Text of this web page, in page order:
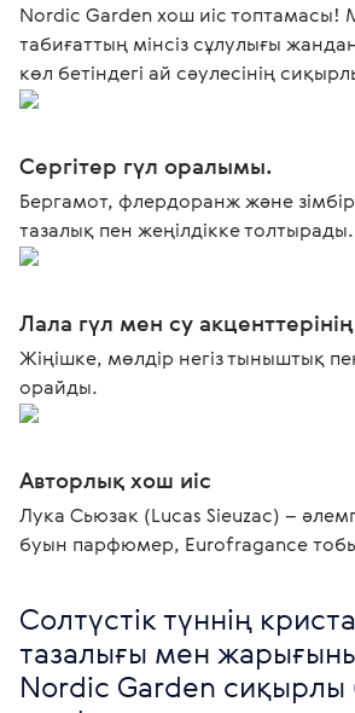
Nordic Garden хош иіс топтамасы!
табиғаттың мінсіз сұлулығы
көл бетіндегі ай сәулесінің
Сергітер гүл оралымы.
Бергамот, флердоранж және зімбір
тазалық пен жеңілдікке толтырады.
Лала гүл мен су акценттерінің
Жіңішке, мөлдір негіз тыныштық
орайды.
Авторлық хош иіс
Лука Сьюзак (Lucas Sieuzac) –
буын парфюмер, Eurofragance
Солтүстік түннің
тазалығы мен
Nordic Garden